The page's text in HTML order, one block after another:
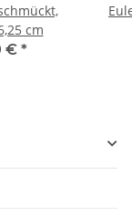
cm
€ *